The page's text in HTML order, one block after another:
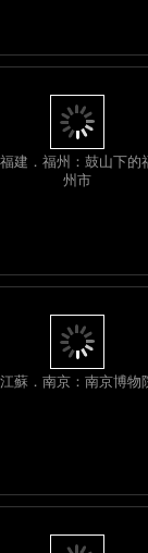
福建．福州：鼓山下的福